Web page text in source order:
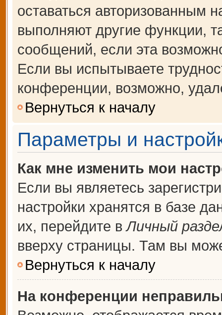
оставаться авторизованным
выполняют другие функции,
сообщений, если эта
Если вы испытываете
конференции, возможно,
Вернуться к началу
Параметры и
Как мне изменить мои
Если вы являетесь
настройки хранятся в базе
их, перейдите вЛичный
вверху страницы. Там вы
Вернуться к началу
На конференции